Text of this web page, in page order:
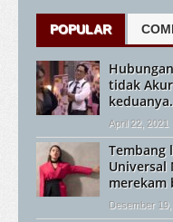
POPULAR
tidak
keduanya.
April 22, 2021
Tembang
Universal
merekam
Desember 19,